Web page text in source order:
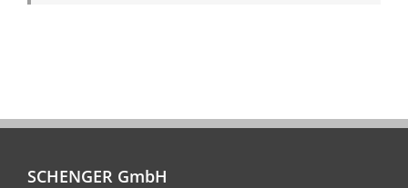
SCHENGER GmbH